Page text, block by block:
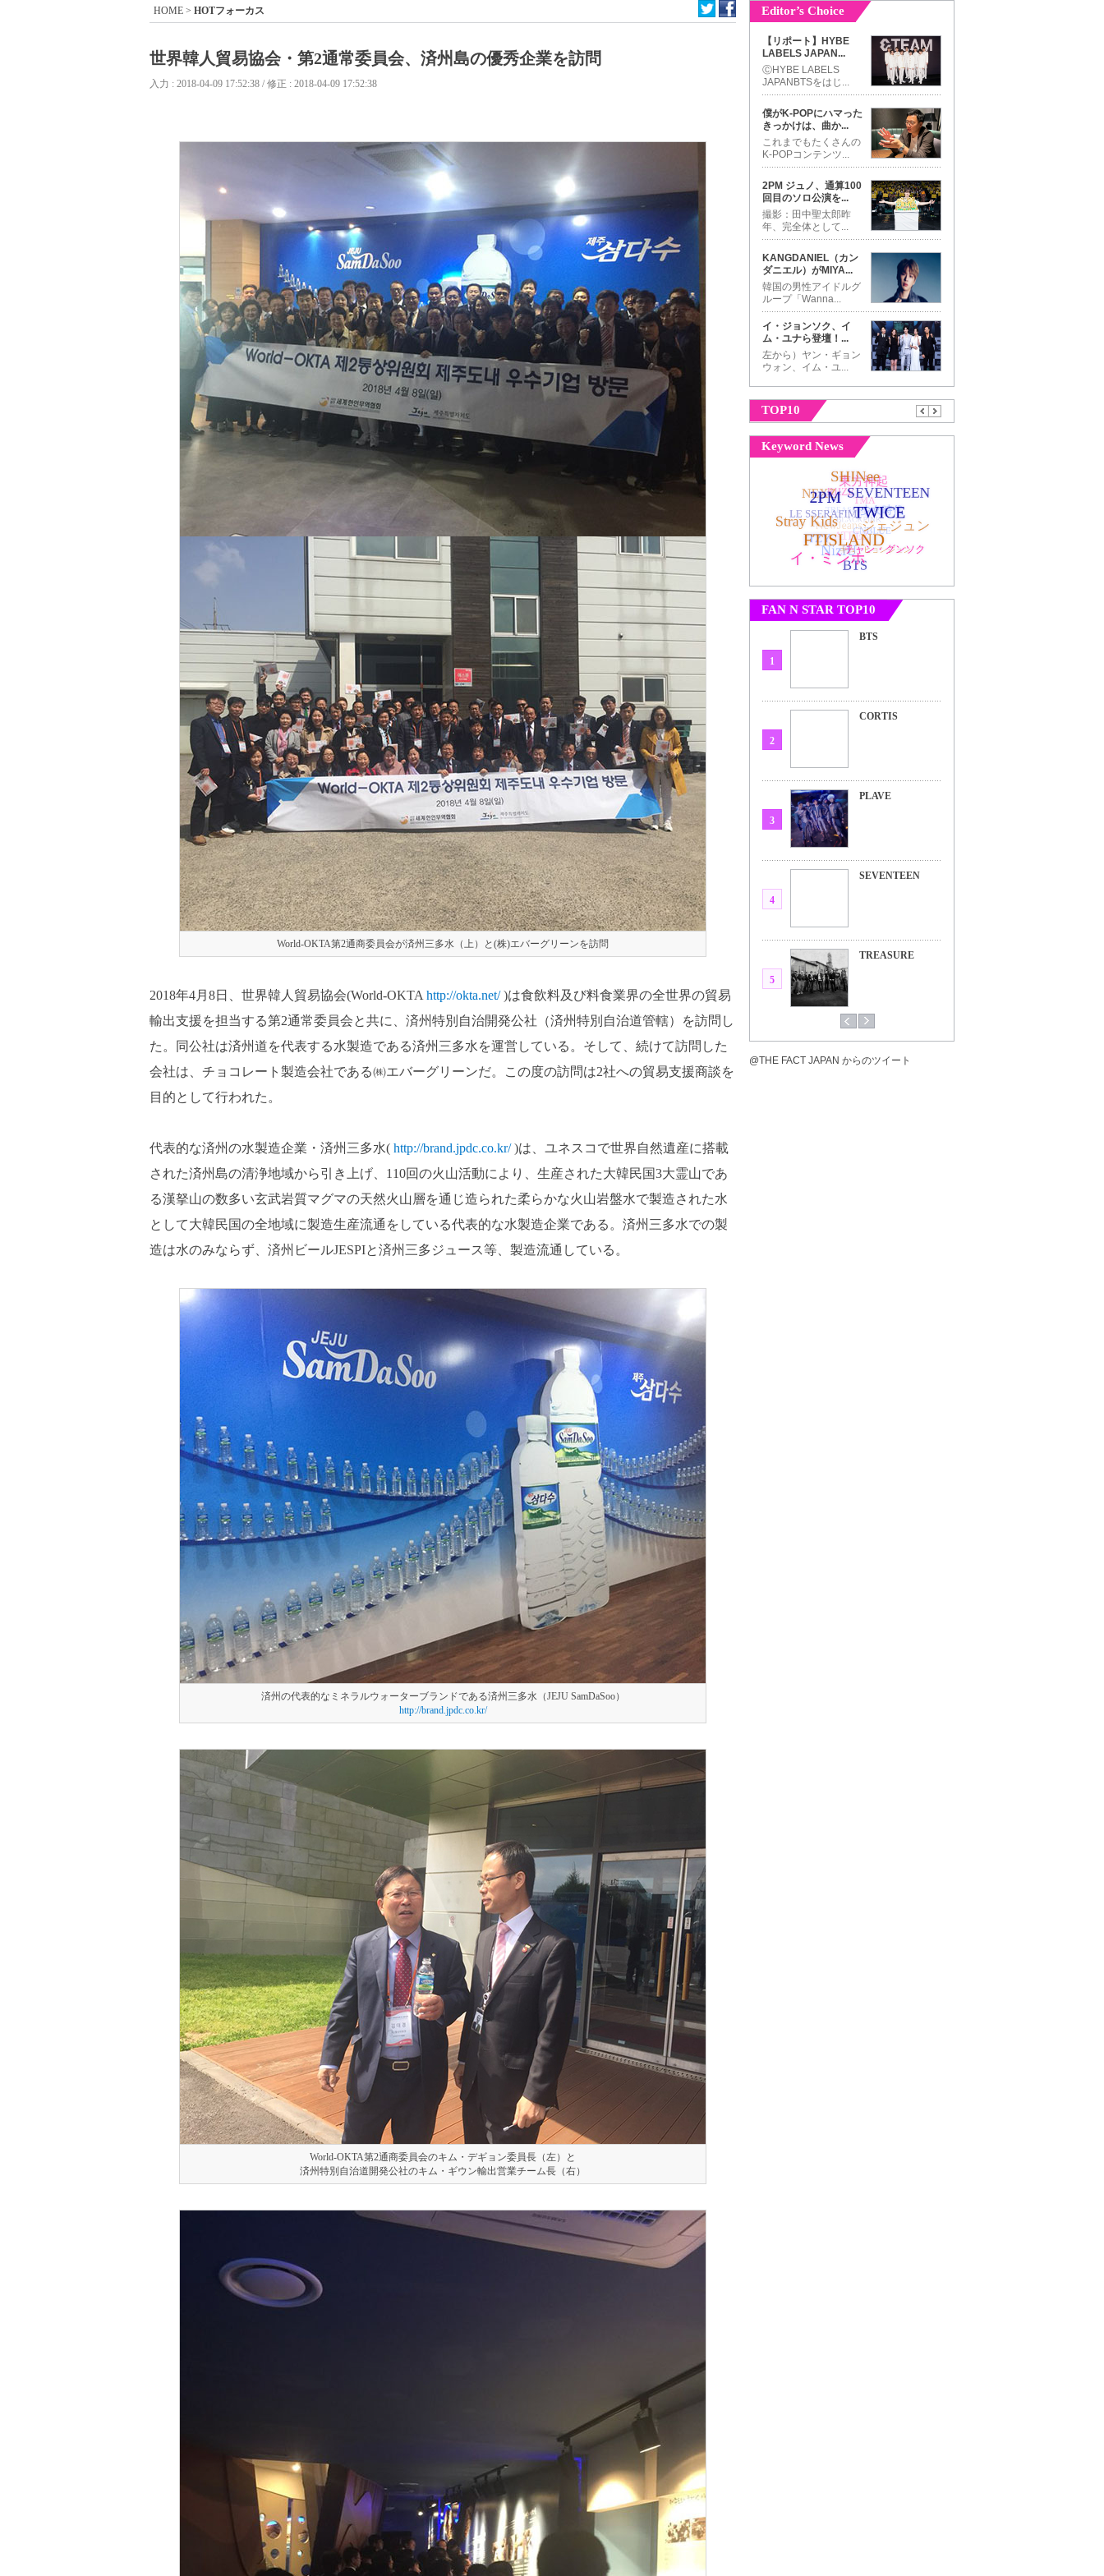
HOME > HOTフォーカス
世界韓人貿易協会・第2通常委員会、済州島の優秀企業を訪問
入力 : 2018-04-09 17:52:38 / 修正 : 2018-04-09 17:52:38
World-OKTA第2通商委員会が済州三多水（上）と(株)エバーグリーンを訪問
2018年4月8日、世界韓人貿易協会(World-OKTA http://okta.net/)は食飲料及び料食業界の全世界の貿易
輸出支援を担当する第2通常委員会と共に、済州特別自治開発公社（済州特別自治道管轄）を訪問し
た。同公社は済州道を代表する水製造である済州三多水を運営している。そして、続けて訪問した
会社は、チョコレート製造会社である㈱エバーグリーンだ。この度の訪問は2社への貿易支援商談を
目的として行われた。
代表的な済州の水製造企業・済州三多水( http://brand.jpdc.co.kr/)は、ユネスコで世界自然遺産に搭載
された済州島の清浄地域から引き上げ、110回の火山活動により、生産された大韓民国3大霊山であ
る漢拏山の数多い玄武岩質マグマの天然火山層を通じ造られた柔らかな火山岩盤水で製造された水
として大韓民国の全地域に製造生産流通をしている代表的な水製造企業である。済州三多水での製
造は水のみならず、済州ビールJESPIと済州三多ジュース等、製造流通している。
済州の代表的なミネラルウォーターブランドである済州三多水（JEJU SamDaSoo）
http://brand.jpdc.co.kr/
World-OKTA第2通商委員会のキム・デギョン委員長（左）と
済州特別自治道開発公社のキム・ギウン輸出営業チーム長（右）
Editor’s Choice
【リポート】HYBE
LABELS JAPAN...
ⒸHYBE LABELS
JAPANBTSをはじ ...
僕がK-POPにハマった
きっかけは、曲か...
これまでもたくさんの
K-POPコンテンツ...
2PM ジュノ、通算100
回目のソロ公演を...
撮影：田中聖太郎昨
年、完全体として...
KANGDANIEL（カン
ダニエル）がMIYA...
韓国の男性アイドルグ
ループ「Wanna...
イ・ジョンソク、イ
ム・ユナら登壇！ ...
左から）ヤン・ギョン
ウォン、イム・ユ...
TOP10
Keyword News
FAN N STAR TOP10
1
BTS
2
CORTIS
3
PLAVE
4
SEVENTEEN
5
TREASURE
@THE FACT JAPAN からのツイート